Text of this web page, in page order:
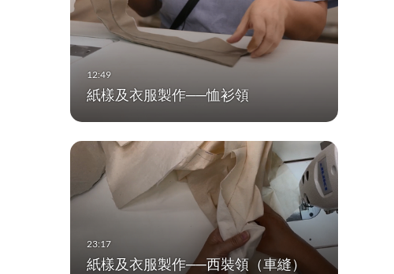
紙樣及衣服製作──恤衫領
紙樣及衣服製作──西裝領（車縫）